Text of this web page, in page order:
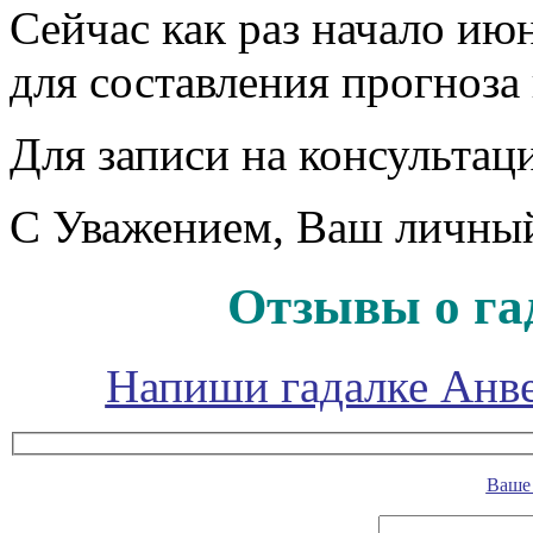
Сейчас как раз начало
для составления
Для записи на
С Уважением, Ваш
Отзывы о
Напиши гадалке
Ваше